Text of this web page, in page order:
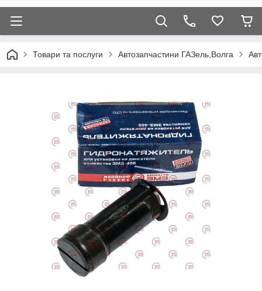
Товари та послуги Автозапчастини ГАЗель,Волга